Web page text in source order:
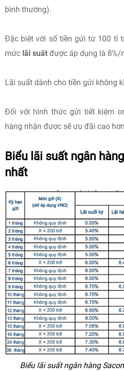
bình thường).
Đặc biệt với số tiền gửi từ 100 tỉ
mức lãi suất được áp dụng là 8%/
Lãi suất dành cho tiền gửi không
Đối với hình thức gửi tiết kiệm
hàng nhận được sẽ ưu đãi cao
Biểu lãi suất ngân
nhất
Biểu lãi suất ngân hàng